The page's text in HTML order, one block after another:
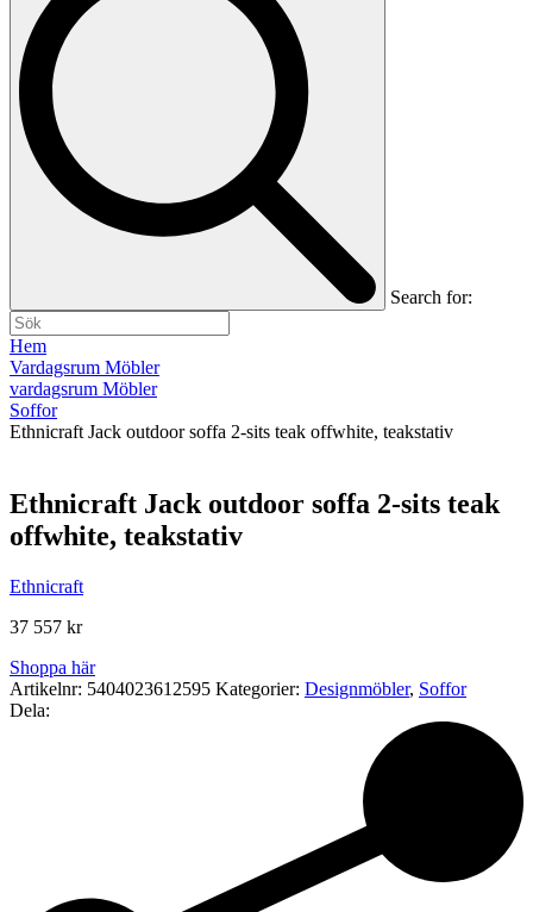
Search for:
Hem
Vardagsrum Möbler
vardagsrum Möbler
Soffor
Ethnicraft Jack outdoor soffa 2-sits teak offwhite, teakstativ
Ethnicraft Jack outdoor soffa 2-sits teak
offwhite, teakstativ
Ethnicraft
37 557 kr
Shoppa här
Artikelnr: 5404023612595 Kategorier: Designmöbler, Soffor
Dela: